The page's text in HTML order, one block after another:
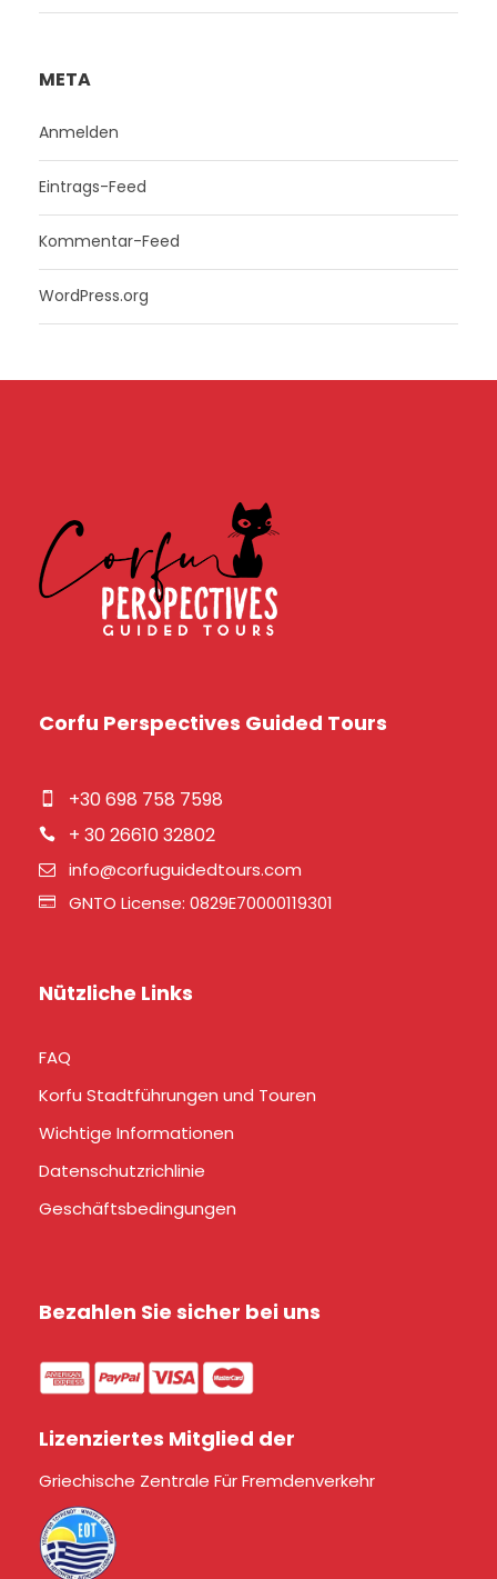
META
Anmelden
Eintrags-Feed
Kommentar-Feed
WordPress.org
Corfu Perspectives Guided Tours
+30 698 758 7598
+ 30 26610 32802
info@corfuguidedtours.com
GNTO License: 0829E70000119301
Nützliche Links
FAQ
Korfu Stadtführungen und Touren
Wichtige Informationen
Datenschutzrichlinie
Geschäftsbedingungen
Bezahlen Sie sicher bei uns
Lizenziertes Mitglied der
Griechische Zentrale Für Fremdenverkehr